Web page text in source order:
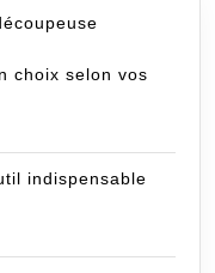
choix selon vos
indispensable